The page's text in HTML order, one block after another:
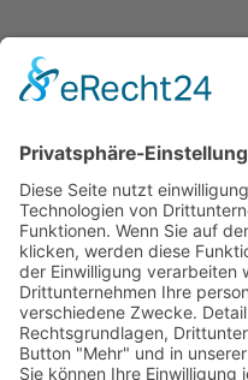
Dronus sichert sich
den Aufbau
Wichtiges
Impressum
Datenschutz
Kooperation
Werbung
Presse- und
Aktuelles